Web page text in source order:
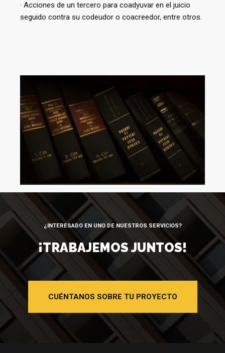
· Acciones de un tercero para coadyuvar en el juicio
seguido contra su codeudor o coacreedor, entre otros.
¿INTERESADO EN UNO DE NUESTROS SERVICIOS?
¡TRABAJEMOS JUNTOS!
CUÉNTANOS SOBRE TU PROYECTO